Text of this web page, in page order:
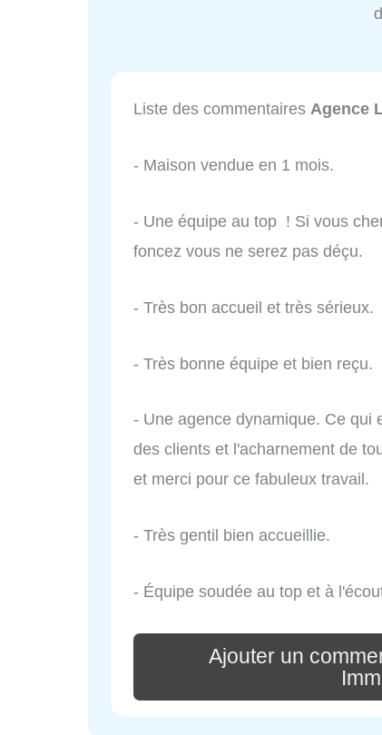
Liste des commentaires Agence
- Maison vendue en 1 mois.
- Une équipe au top ! Si vous
foncez vous ne serez pas déçu.
- Très bon accueil et très sérieux.
- Très bonne équipe et bien reçu.
- Une agence dynamique. Ce qui
des clients et l'acharnement de
et merci pour ce fabuleux travail.
- Très gentil bien accueillie.
- Équipe soudée au top et à
Ajouter un